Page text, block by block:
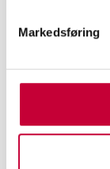
Markedsføring